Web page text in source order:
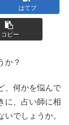
はてブ
コピー
か？
、何かを悩んで
に、占い師に相
でしょうか。